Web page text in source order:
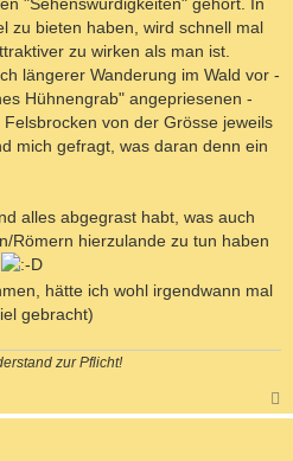
"Sehenswürdigkeiten" gehört. In
zu bieten haben, wird schnell mal
zu wirken als man ist.
längerer Wanderung im Wald vor -
Hühnengrab" angepriesenen -
von der Grösse jeweils
mich gefragt, was daran denn ein
alles abgegrast habt, was auch
Römern hierzulande zu tun haben
hätte ich wohl irgendwann mal
gebracht)
zur Pflicht!
a